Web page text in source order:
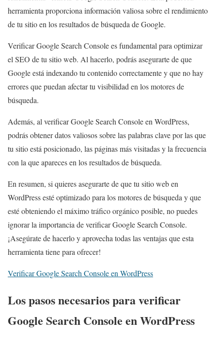
herramienta proporciona información valiosa sobre el rendimiento
de tu sitio en los resultados de búsqueda de Google.
Verificar Google Search Console es fundamental para optimizar
el SEO de tu sitio web. Al hacerlo, podrás asegurarte de que
Google está indexando tu contenido correctamente y que no hay
errores que puedan afectar tu visibilidad en los motores de
búsqueda.
Además, al verificar Google Search Console en WordPress,
podrás obtener datos valiosos sobre las palabras clave por las que
tu sitio está posicionado, las páginas más visitadas y la frecuencia
con la que apareces en los resultados de búsqueda.
En resumen, si quieres asegurarte de que tu sitio web en
WordPress esté optimizado para los motores de búsqueda y que
esté obteniendo el máximo tráfico orgánico posible, no puedes
ignorar la importancia de verificar Google Search Console.
¡Asegúrate de hacerlo y aprovecha todas las ventajas que esta
herramienta tiene para ofrecer!
Verificar Google Search Console en WordPress
Los pasos necesarios para verificar
Google Search Console en WordPress